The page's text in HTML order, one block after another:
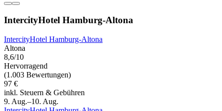
IntercityHotel Hamburg-Altona
IntercityHotel Hamburg-Altona
Altona
8,6/10
Hervorragend
(1.003 Bewertungen)
97 €
inkl. Steuern & Gebühren
9. Aug.–10. Aug.